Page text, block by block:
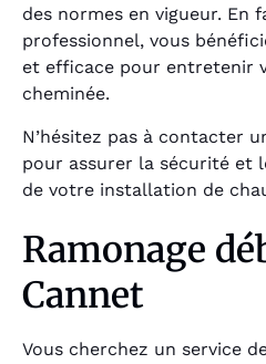
des normes en vigueur. En
professionnel, vous
et efficace pour entretenir
cheminée.
N’hésitez pas à contacter
pour assurer la sécurité et
de votre installation de
Ramonage
Cannet
Vous cherchez un service